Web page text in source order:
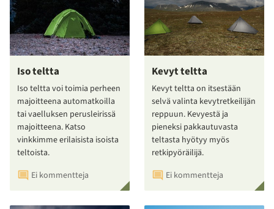
Iso teltta
Iso teltta voi toimia perheen
majoitteena automatkoilla
tai vaelluksen perusleirissä
majoitteena. Katso
vinkkimme erilaisista isoista
teltoista.
Ei kommentteja
Kevyt teltta
Kevyt teltta on itsestään
selvä valinta kevytretkeilijän
reppuun. Kevyestä ja
pieneksi pakkautuvasta
teltasta hyötyy myös
retkipyöräilijä.
Ei kommentteja